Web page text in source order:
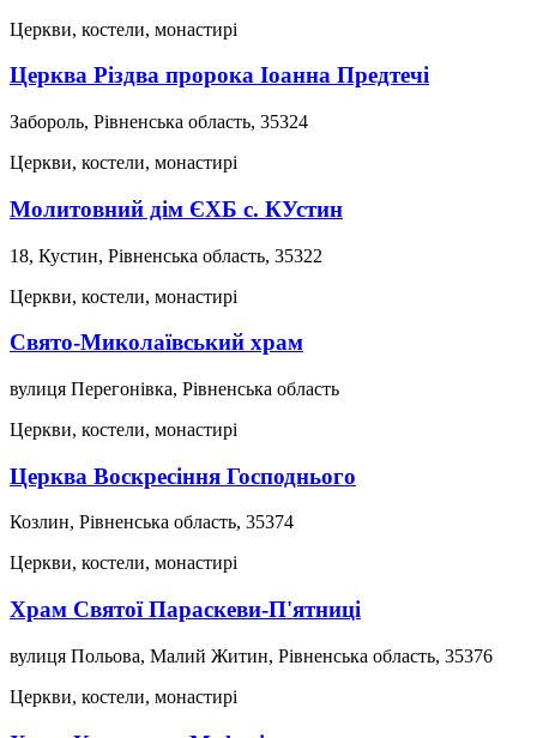
Церкви, костели, монастирі
Церква Різдва пророка Іоанна Предтечі
Забороль, Рівненська область, 35324
Церкви, костели, монастирі
Молитовний дім ЄХБ с. КУстин
18, Кустин, Рівненська область, 35322
Церкви, костели, монастирі
Свято-Миколаївський храм
вулиця Перегонівка, Рівненська область
Церкви, костели, монастирі
Церква Воскресіння Господнього
Козлин, Рівненська область, 35374
Церкви, костели, монастирі
Храм Святої Параскеви-П'ятниці
вулиця Польова, Малий Житин, Рівненська область, 35376
Церкви, костели, монастирі